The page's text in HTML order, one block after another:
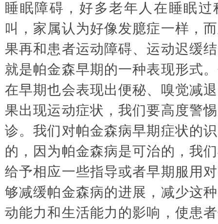
睡眠障碍，好多老年人在睡眠
叫，家属认为好像发臆症一样，
果再和患者运动障碍、运动迟缓
就是帕金森早期的一种表现形式
在早期也会表现出便秘、嗅觉减
果出现运动症状，我们要高度警
诊。我们对帕金森病早期症状的
的，因为帕金森病是可治的，我
给予相应一些指导或者早期服用
够减缓帕金森病的进展，减少这
动能力和生活能力的影响，使患